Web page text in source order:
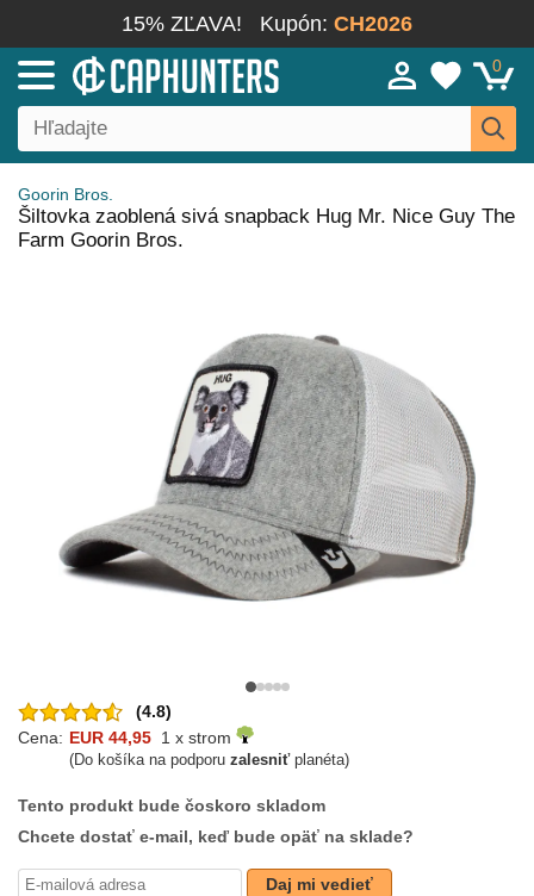
15% ZĽAVA! Kupón: CH2026
0
Goorin Bros.
Šiltovka zaoblená sivá snapback Hug Mr. Nice Guy The
Farm Goorin Bros.
(4.8)
Cena: EUR 44,95 1 x strom
(Do košíka na podporu zalesniťplanéta)
Tento produkt bude čoskoro skladom
Chcete dostať e-mail, keď bude opäť na sklade?
Daj mi vedieť